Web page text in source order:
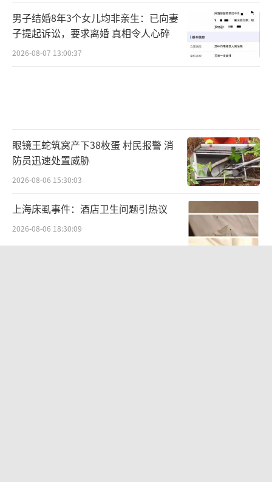
男子结婚8年3个女儿均非亲生：已向妻
子提起诉讼，要求离婚 真相令人心碎
2026-08-07 13:00:37
眼镜王蛇筑窝产下38枚蛋 村民报警 消
防员迅速处置威胁
2026-08-06 15:30:03
上海床虱事件：酒店卫生问题引热议
2026-08-06 18:30:09